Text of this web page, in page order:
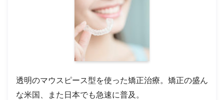
透明のマウスピース型を使った矯正治療。矯正の盛ん
な米国、また日本でも急速に普及。